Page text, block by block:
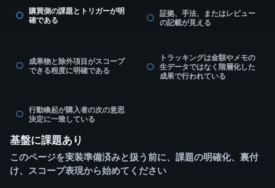
購買側の課題とトリガーが明
確である
証拠、手法、またはレビュー
の記載が見える
成果物と除外項目がスコープ
できる程度に明確である
トラッキングは金額やメモの
生データではなく階層化した
成果で行われている
行動喚起が購入者の次の意思
決定に一致している
基盤に課題あり
このページを実装準備済みと扱う前に、課題の明確化、裏付
け、スコープ表現から始めてください